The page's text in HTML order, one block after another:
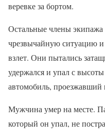
веревке за бортом.
Остальные члены
чрезвычайную ситуацию и
взлет. Они пытались
удержался и упал с
автомобиль, проезжавший
Мужчина умер на месте.
который он упал, не